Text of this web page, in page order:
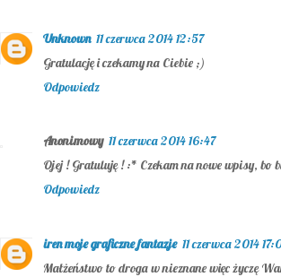
Unknown 11 czerwca 2014 12:57
Gratulację i czekamy na Ciebie ;)
Odpowiedz
Anonimowy 11 czerwca 2014 16:47
Ojej ! Gratuluję ! :* Czekam na nowe wpisy, bo
Odpowiedz
iren moje graficzne fantazje 11 czerwca 2014
Małżeństwo to droga w nieznane więc życzę